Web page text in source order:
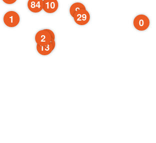
1
0
34
13
10
0
84 929
2